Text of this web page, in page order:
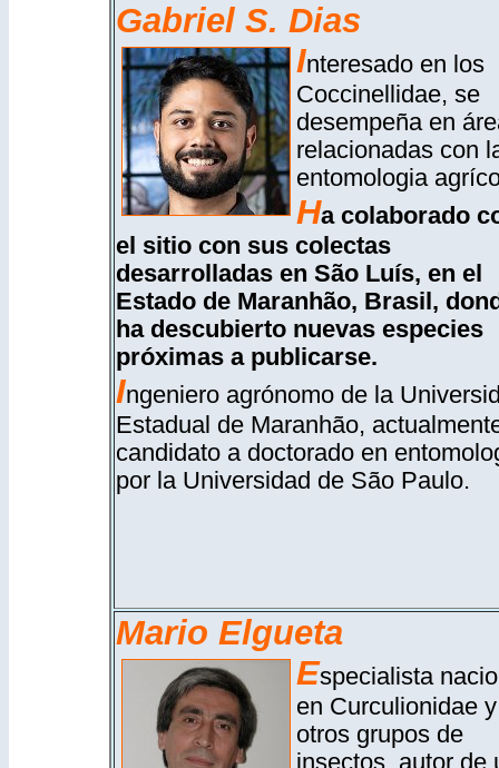
Gabriel S. Dias
Interesado en los
Coccinellidae, se
desempeña en
relacionadas con
entomologia
Ha colaborado
el sitio con sus colectas
desarrolladas en São Luís, en el
Estado de Maranhão, Brasil,
ha descubierto nuevas especies
próximas a publicarse.
Ingeniero agrónomo de la
Estadual de Maranhão,
candidato a doctorado en
por la Universidad de São Paulo.
Mario Elgueta
Especialista
en Curculionidae y
otros grupos de
insectos, autor de